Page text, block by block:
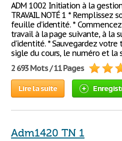
ADM 1002 Initiation à la gestion
TRAVAIL NOTÉ 1 * Remplissez
feuille d’identité. *
travail à la page suivante, à la
d’identité. * Sauvegardez
sigle du cours, le numéro et la
2 693 Mots / 11 Pages
Lire la suite
Adm1420 TN 1